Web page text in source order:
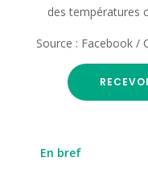
des températures
Source : Facebook /
En bref